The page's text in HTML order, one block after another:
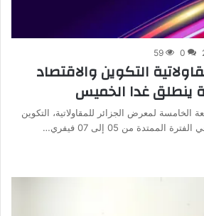
0
59
التكوين والاقتصاد
الخامسة لمعرض الجزائر للمقاولاتية، التكوين